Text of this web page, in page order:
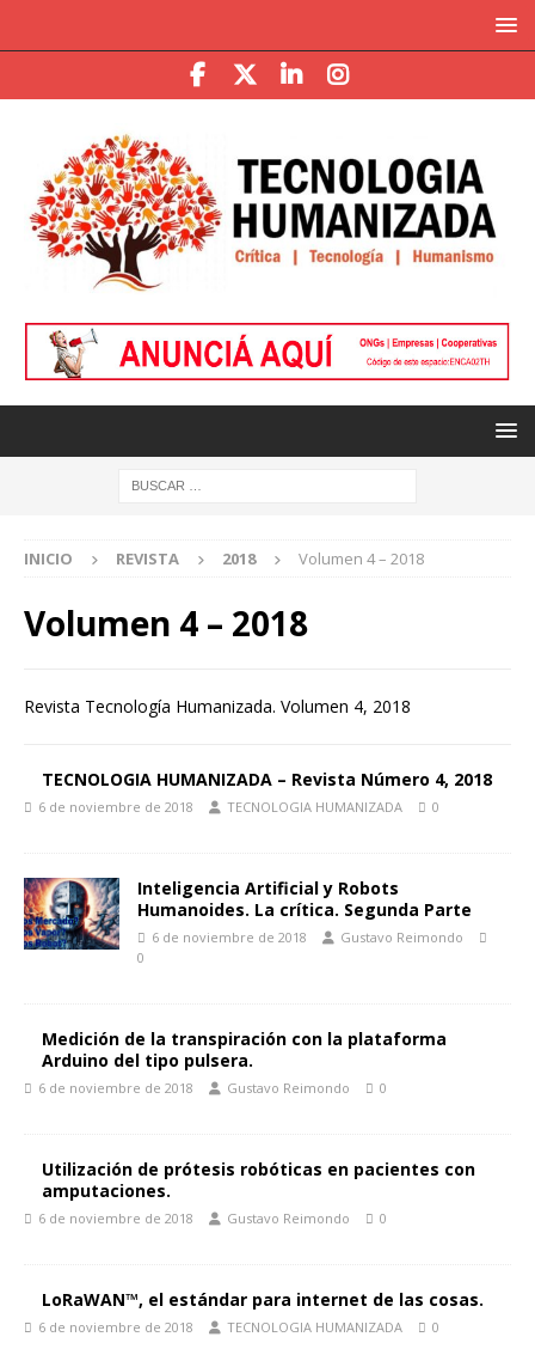
INICIO REVISTA 2018 Volumen 4 – 2018
Volumen 4 – 2018
Revista Tecnología Humanizada. Volumen 4, 2018
TECNOLOGIA HUMANIZADA – Revista Número 4, 2018
6 de noviembre de 2018 TECNOLOGIA HUMANIZADA 0
Inteligencia Artificial y Robots
Humanoides. La crítica. Segunda Parte
6 de noviembre de 2018
Gustavo Reimondo
0
Medición de la transpiración con la plataforma
Arduino del tipo pulsera.
6 de noviembre de 2018 Gustavo Reimondo 0
Utilización de prótesis robóticas en pacientes con
amputaciones.
6 de noviembre de 2018 Gustavo Reimondo 0
LoRaWAN™, el estándar para internet de las cosas.
6 de noviembre de 2018 TECNOLOGIA HUMANIZADA 0